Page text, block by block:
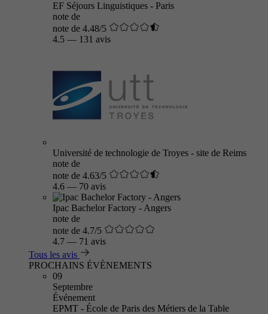
EF Séjours Linguistiques - Paris
note de
note de 4.48/5
4.5 — 131 avis
Université de technologie de Troyes - site de Reims
note de
note de 4.63/5
4.6 — 70 avis
Ipac Bachelor Factory - Angers
note de
note de 4.7/5
4.7 — 71 avis
Tous les avis
PROCHAINS ÉVÈNEMENTS
09
Septembre
Événement
EPMT - École de Paris des Métiers de la Table